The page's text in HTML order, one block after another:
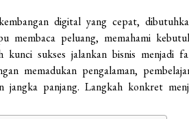
digital yang cepat,
peluang, memahami
sukses jalankan bisnis menjadi
memadukan pengalaman,
jangka panjang. Langkah konkret